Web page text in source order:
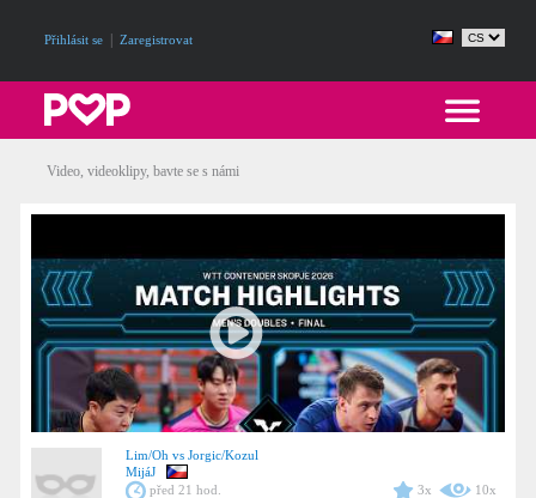
Přihlásit se Zaregistrovat
Video, videoklipy, bavte se s námi
Lim/Oh vs Jorgic/Kozul
MijáJ
před 21 hod.
3x 10x